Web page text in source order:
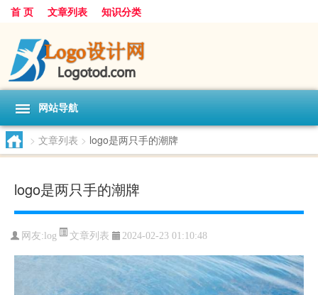
首 页 文章列表 知识分类
网站导航
> 文章列表 > logo是两只手的潮牌
logo是两只手的潮牌
网友: log 文章列表 2024-02-23 01:10:48